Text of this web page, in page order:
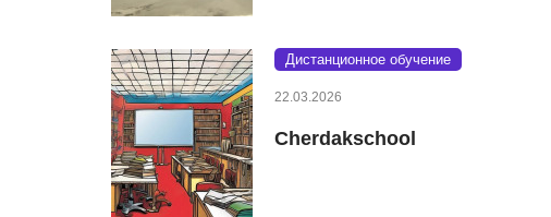
Дистанционное обучение
22.03.2026
Cherdakschool